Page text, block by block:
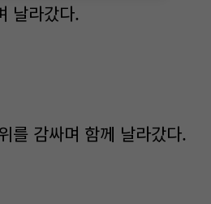
날라갔다.
를 감싸며 함께 날라갔다.